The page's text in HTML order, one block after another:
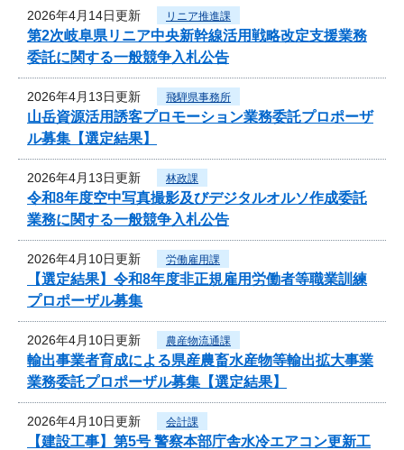
2026年4月14日更新 リニア推進課
第2次岐阜県リニア中央新幹線活用戦略改定支援業務
委託に関する一般競争入札公告
2026年4月13日更新 飛騨県事務所
山岳資源活用誘客プロモーション業務委託プロポーザ
ル募集【選定結果】
2026年4月13日更新 林政課
令和8年度空中写真撮影及びデジタルオルソ作成委託
業務に関する一般競争入札公告
2026年4月10日更新 労働雇用課
【選定結果】令和8年度非正規雇用労働者等職業訓練
プロポーザル募集
2026年4月10日更新 農産物流通課
輸出事業者育成による県産農畜水産物等輸出拡大事業
業務委託プロポーザル募集【選定結果】
2026年4月10日更新 会計課
【建設工事】第5号 警察本部庁舎水冷エアコン更新工